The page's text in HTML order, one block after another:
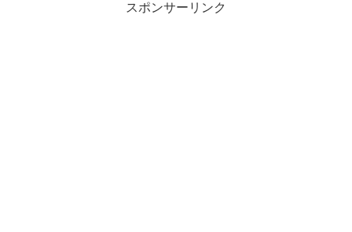
スポンサーリンク